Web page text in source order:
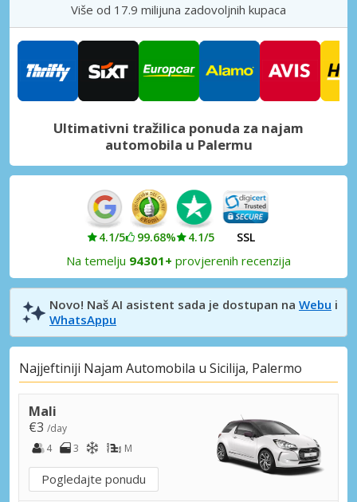
Više od 17.9 milijuna zadovoljnih kupaca
Ultimativni tražilica ponuda za najam
automobila u Palermu
4.1/5 99.68% 4.1/5 SSL
Na temelju 94301+ provjerenih recenzija
Novo! Naš AI asistent sada je dostupan na Webu i
WhatsAppu
Najjeftiniji Najam Automobila u Sicilija, Palermo
Mali
€3 /day
4
3 M
Pogledajte ponudu